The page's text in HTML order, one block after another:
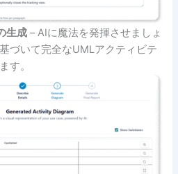
生成 – AIに魔法を発揮させましょ
づいて完全なUMLアクティビテ
す。